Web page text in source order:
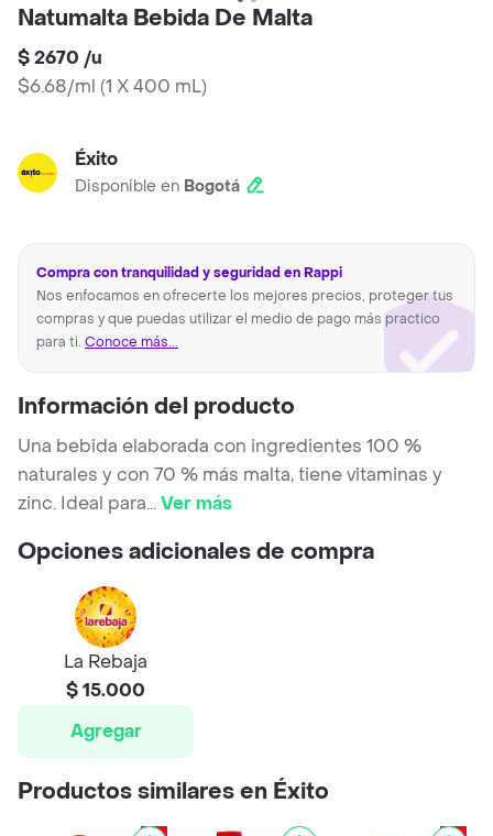
Natumalta Bebida De Malta
$ 2670 /u
$6.68/ml (1 X 400 mL)
Éxito
Disponible en Bogotá
Compra con tranquilidad y seguridad en Rappi
Nos enfocamos en ofrecerte los mejores precios, proteger tus
compras y que puedas utilizar el medio de pago más practico
para ti. Conoce más...
Información del producto
Una bebida elaborada con ingredientes 100 %
naturales y con 70 % más malta, tiene vitaminas y
zinc. Ideal para...Ver más
Opciones adicionales de compra
La Rebaja
$ 15.000
Agregar
Productos similares en Éxito